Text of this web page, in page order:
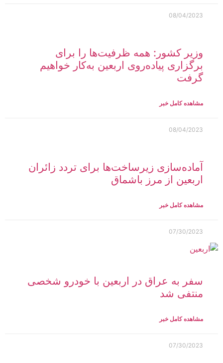
08/04/2023
وزیر کشور: همه ظرفیت‌ها را برای
برگزاری پیاده‌روی اربعین به‌کار خواهیم
گرفت
مشاهده کامل خبر
08/04/2023
آماده‌سازی زیرساخت‌‌ها برای تردد زائران
اربعین از مرز باشماق
مشاهده کامل خبر
07/30/2023
سفر به عراق در اربعین با خودرو شخصی
منتفی شد
مشاهده کامل خبر
07/30/2023